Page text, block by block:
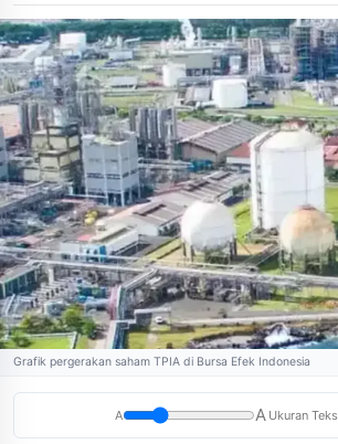
Grafik pergerakan saham TPIA di Bursa Efek Indonesia
A A Ukuran Teks